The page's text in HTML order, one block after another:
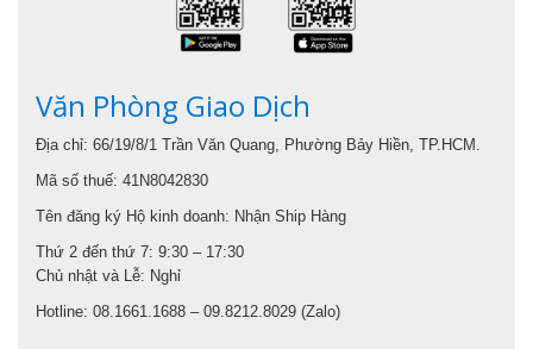
Văn Phòng Giao Dịch
Địa chỉ: 66/19/8/1 Trần Văn Quang, Phường Bảy Hiền, TP.HCM.
Mã số thuế: 41N8042830
Tên đăng ký Hộ kinh doanh: Nhận Ship Hàng
Thứ 2 đến thứ 7: 9:30 – 17:30
Chủ nhật và Lễ: Nghỉ
Hotline: 08.1661.1688 – 09.8212.8029 (Zalo)